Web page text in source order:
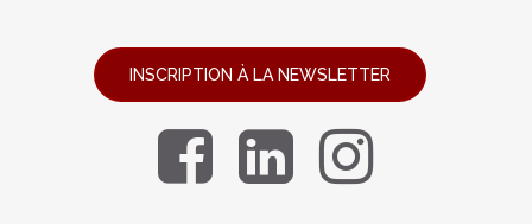
INSCRIPTION À LA NEWSLETTER